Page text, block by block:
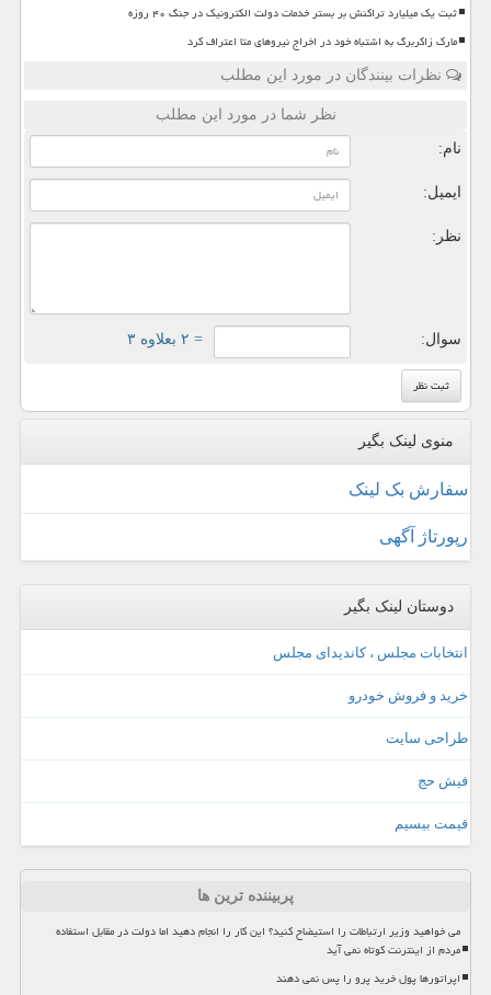
ثبت یک میلیارد تراکنش بر بستر خدمات دولت الکترونیک در جنگ ۴۰ روزه
مارک زاکربرگ به اشتباه خود در اخراج نیروهای متا اعتراف کرد
نظرات بینندگان در مورد این مطلب
نظر شما در مورد این مطلب
نام:
ایمیل:
نظر:
سوال: = ۲ بعلاوه ۳
منوی لینک بگیر
سفارش بک لینک
رپورتاژ آگهی
دوستان لینک بگیر
انتخابات مجلس ، کاندیدای مجلس
خرید و فروش خودرو
طراحی سایت
فیش حج
قیمت بیسیم
پربیننده ترین ها
می خواهید وزیر ارتباطات را استیضاح کنید؟ این کار را انجام دهید اما دولت در مقابل استفاده
مردم از اینترنت کوتاه نمی آید
اپراتورها پول خرید پرو را پس نمی دهند